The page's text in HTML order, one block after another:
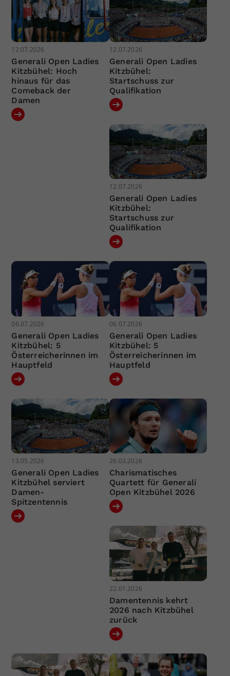
12.07.2026
Generali Open Ladies
Kitzbühel: Hoch
hinaus für das
Comeback der
Damen
12.07.2026
Generali Open Ladies
Kitzbühel:
Startschuss zur
Qualifikation
12.07.2026
Generali Open Ladies
Kitzbühel:
Startschuss zur
Qualifikation
06.07.2026
Generali Open Ladies
Kitzbühel: 5
Österreicherinnen im
Hauptfeld
06.07.2026
Generali Open Ladies
Kitzbühel: 5
Österreicherinnen im
Hauptfeld
13.05.2026
Generali Open Ladies
Kitzbühel serviert
Damen-
Spitzentennis
26.03.2026
Charismatisches
Quartett für Generali
Open Kitzbühel 2026
22.01.2026
Damentennis kehrt
2026 nach Kitzbühel
zurück